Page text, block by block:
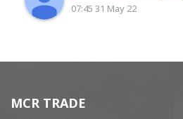
07:45 31 May 22
MCR TRADE